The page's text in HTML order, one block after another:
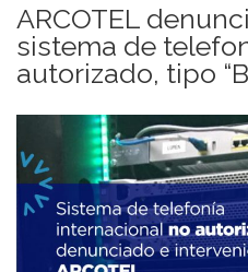
ARCOTEL
sistema de
autorizado, tipo